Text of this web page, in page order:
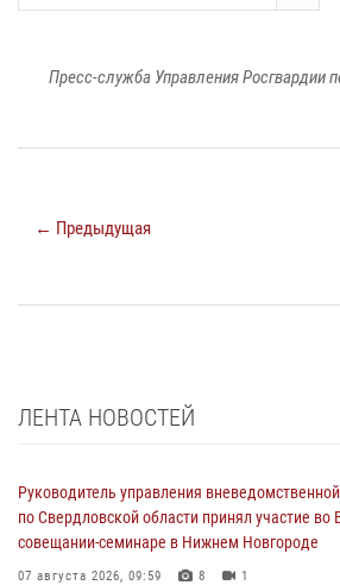
Пресс-служба Управления Росгвардии
← Предыдущая
ЛЕНТА НОВОСТЕЙ
Руководитель управления
по Свердловской области принял участие во
совещании-семинаре в Нижнем Новгороде
07 августа 2026, 09:59 8 1